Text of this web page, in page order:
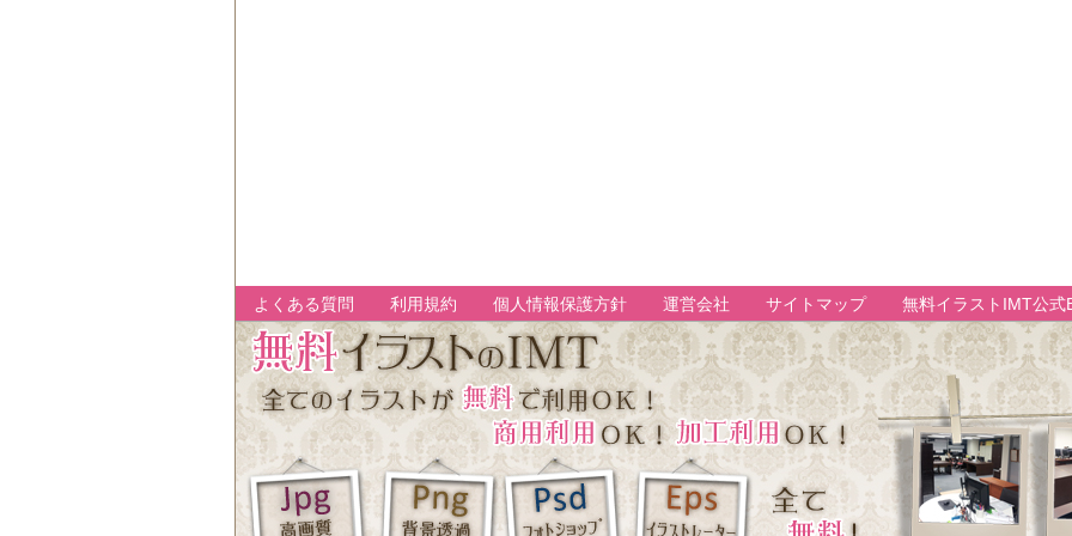
よくある質問 利用規約 個人情報保護方針 運営会社 サイトマップ 無料イラストIMT公式